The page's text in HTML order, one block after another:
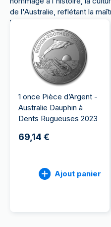
de l'Australie, reflétant la
la Royal Australian Mint.
1 once Pièce d’Argent -
Australie Dauphin à
Dents Rugueuses 2023
69,14 €
Ajout panier